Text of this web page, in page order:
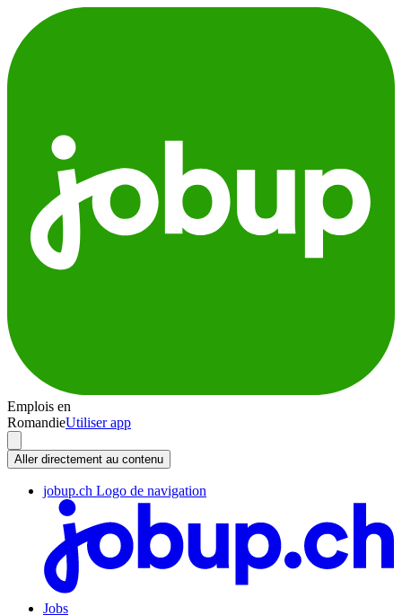
Emplois en
RomandieUtiliser app
Aller directement au contenu
jobup.ch Logo de navigation
Jobs